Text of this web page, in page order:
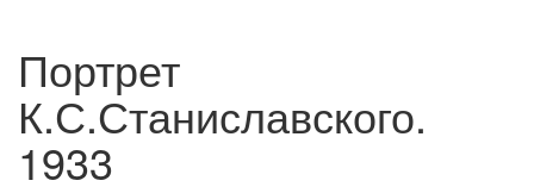
Портрет
К.С.Станиславского.
1933